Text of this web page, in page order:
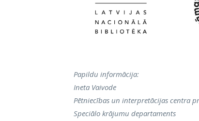
Papildu informācija:
Ineta Vaivode
Pētniecības un interpretācijas centra
Speciālo krājumu departaments